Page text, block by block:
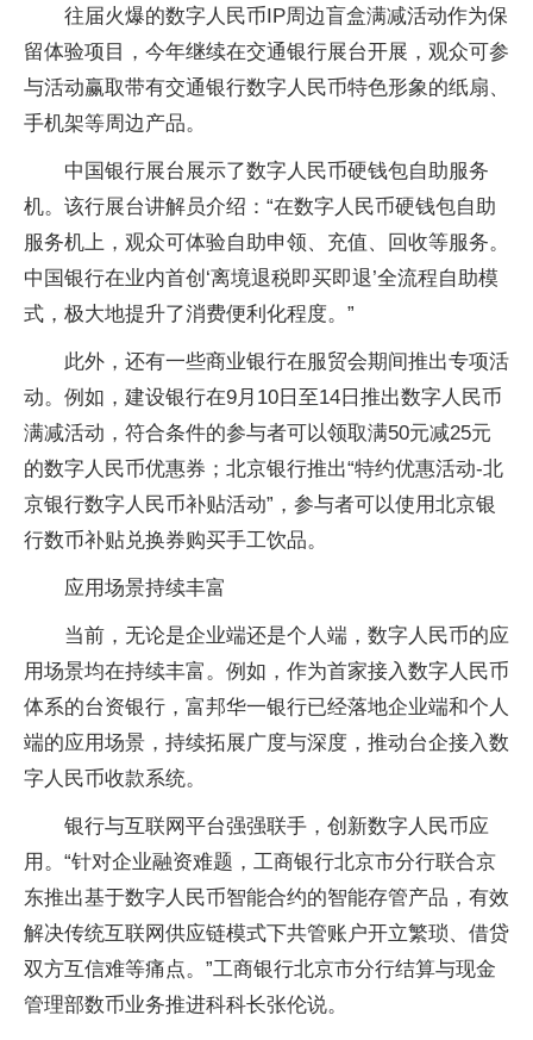
往届火爆的数字人民币IP周边盲盒满减活动作为保
留体验项目，今年继续在交通银行展台开展，观众可参
与活动赢取带有交通银行数字人民币特色形象的纸扇、
手机架等周边产品。
中国银行展台展示了数字人民币硬钱包自助服务
机。该行展台讲解员介绍：“在数字人民币硬钱包自助
服务机上，观众可体验自助申领、充值、回收等服务。
中国银行在业内首创‘离境退税即买即退’全流程自助模
式，极大地提升了消费便利化程度。”
此外，还有一些商业银行在服贸会期间推出专项活
动。例如，建设银行在9月10日至14日推出数字人民币
满减活动，符合条件的参与者可以领取满50元减25元
的数字人民币优惠券；北京银行推出“特约优惠活动-北
京银行数字人民币补贴活动”，参与者可以使用北京银
行数币补贴兑换券购买手工饮品。
应用场景持续丰富
当前，无论是企业端还是个人端，数字人民币的应
用场景均在持续丰富。例如，作为首家接入数字人民币
体系的台资银行，富邦华一银行已经落地企业端和个人
端的应用场景，持续拓展广度与深度，推动台企接入数
字人民币收款系统。
银行与互联网平台强强联手，创新数字人民币应
用。“针对企业融资难题，工商银行北京市分行联合京
东推出基于数字人民币智能合约的智能存管产品，有效
解决传统互联网供应链模式下共管账户开立繁琐、借贷
双方互信难等痛点。”工商银行北京市分行结算与现金
管理部数币业务推进科科长张伦说。